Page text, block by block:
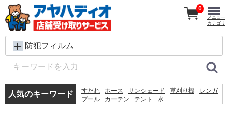
防犯フィルム
人気のキーワード すだれ ホース サンシェード 草刈り機
レンガ
プール
カーテン テント
水
0
メニュー
カテゴリ